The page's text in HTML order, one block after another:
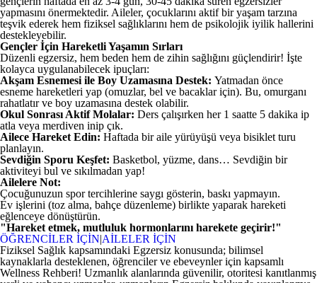
yapmasını önermektedir. Aileler, çocuklarını aktif bir yaşam tarzına
teşvik ederek hem fiziksel sağlıklarını hem de psikolojik iyilik hallerini
destekleyebilir.
Gençler İçin Hareketli Yaşamın Sırları
Düzenli egzersiz, hem beden hem de zihin sağlığını güçlendirir! İşte
kolayca uygulanabilecek ipuçları:
Akşam Esnemesi ile Boy Uzamasına Destek: Yatmadan önce
esneme hareketleri yap (omuzlar, bel ve bacaklar için). Bu, omurganı
rahatlatır ve boy uzamasına destek olabilir.
Okul Sonrası Aktif Molalar: Ders çalışırken her 1 saatte 5 dakika ip
atla veya merdiven inip çık.
Ailece Hareket Edin: Haftada bir aile yürüyüşü veya bisiklet turu
planlayın.
Sevdiğin Sporu Keşfet: Basketbol, yüzme, dans… Sevdiğin bir
aktiviteyi bul ve sıkılmadan yap!
Ailelere Not:
Çocuğunuzun spor tercihlerine saygı gösterin, baskı yapmayın.
Ev işlerini (toz alma, bahçe düzenleme) birlikte yaparak hareketi
eğlenceye dönüştürün.
"Hareket etmek, mutluluk hormonlarını harekete geçirir!"
ÖĞRENCİLER İÇİN|AİLELER İÇİN
Fiziksel Sağlık kapsamındaki Egzersiz konusunda; bilimsel
kaynaklarla desteklenen, öğrenciler ve ebeveynler için kapsamlı
Wellness Rehberi! Uzmanlık alanlarında güvenilir, otoritesi kanıtlanmış